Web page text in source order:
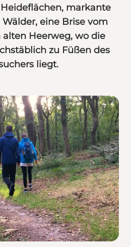
markante
eine Brise vom
alten Heerweg, wo die
zu Füßen des
liegt.